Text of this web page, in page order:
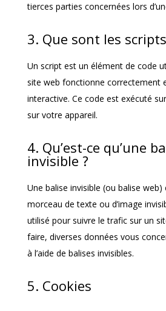
tierces parties concernées lors
3. Que sont les
Un script est un élément de code
site web fonctionne correctement
interactive. Ce code est exécuté
sur votre appareil.
4. Qu’est-ce qu’une
invisible ?
Une balise invisible (ou balise
morceau de texte ou d’image
utilisé pour suivre le trafic sur un
faire, diverses données vous
à l’aide de balises invisibles.
5. Cookies